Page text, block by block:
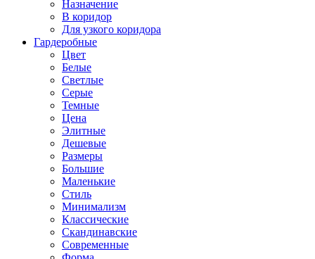
Назначение
В коридор
Для узкого коридора
Гардеробные
Цвет
Белые
Светлые
Серые
Темные
Цена
Элитные
Дешевые
Размеры
Большие
Маленькие
Стиль
Минимализм
Классические
Скандинавские
Современные